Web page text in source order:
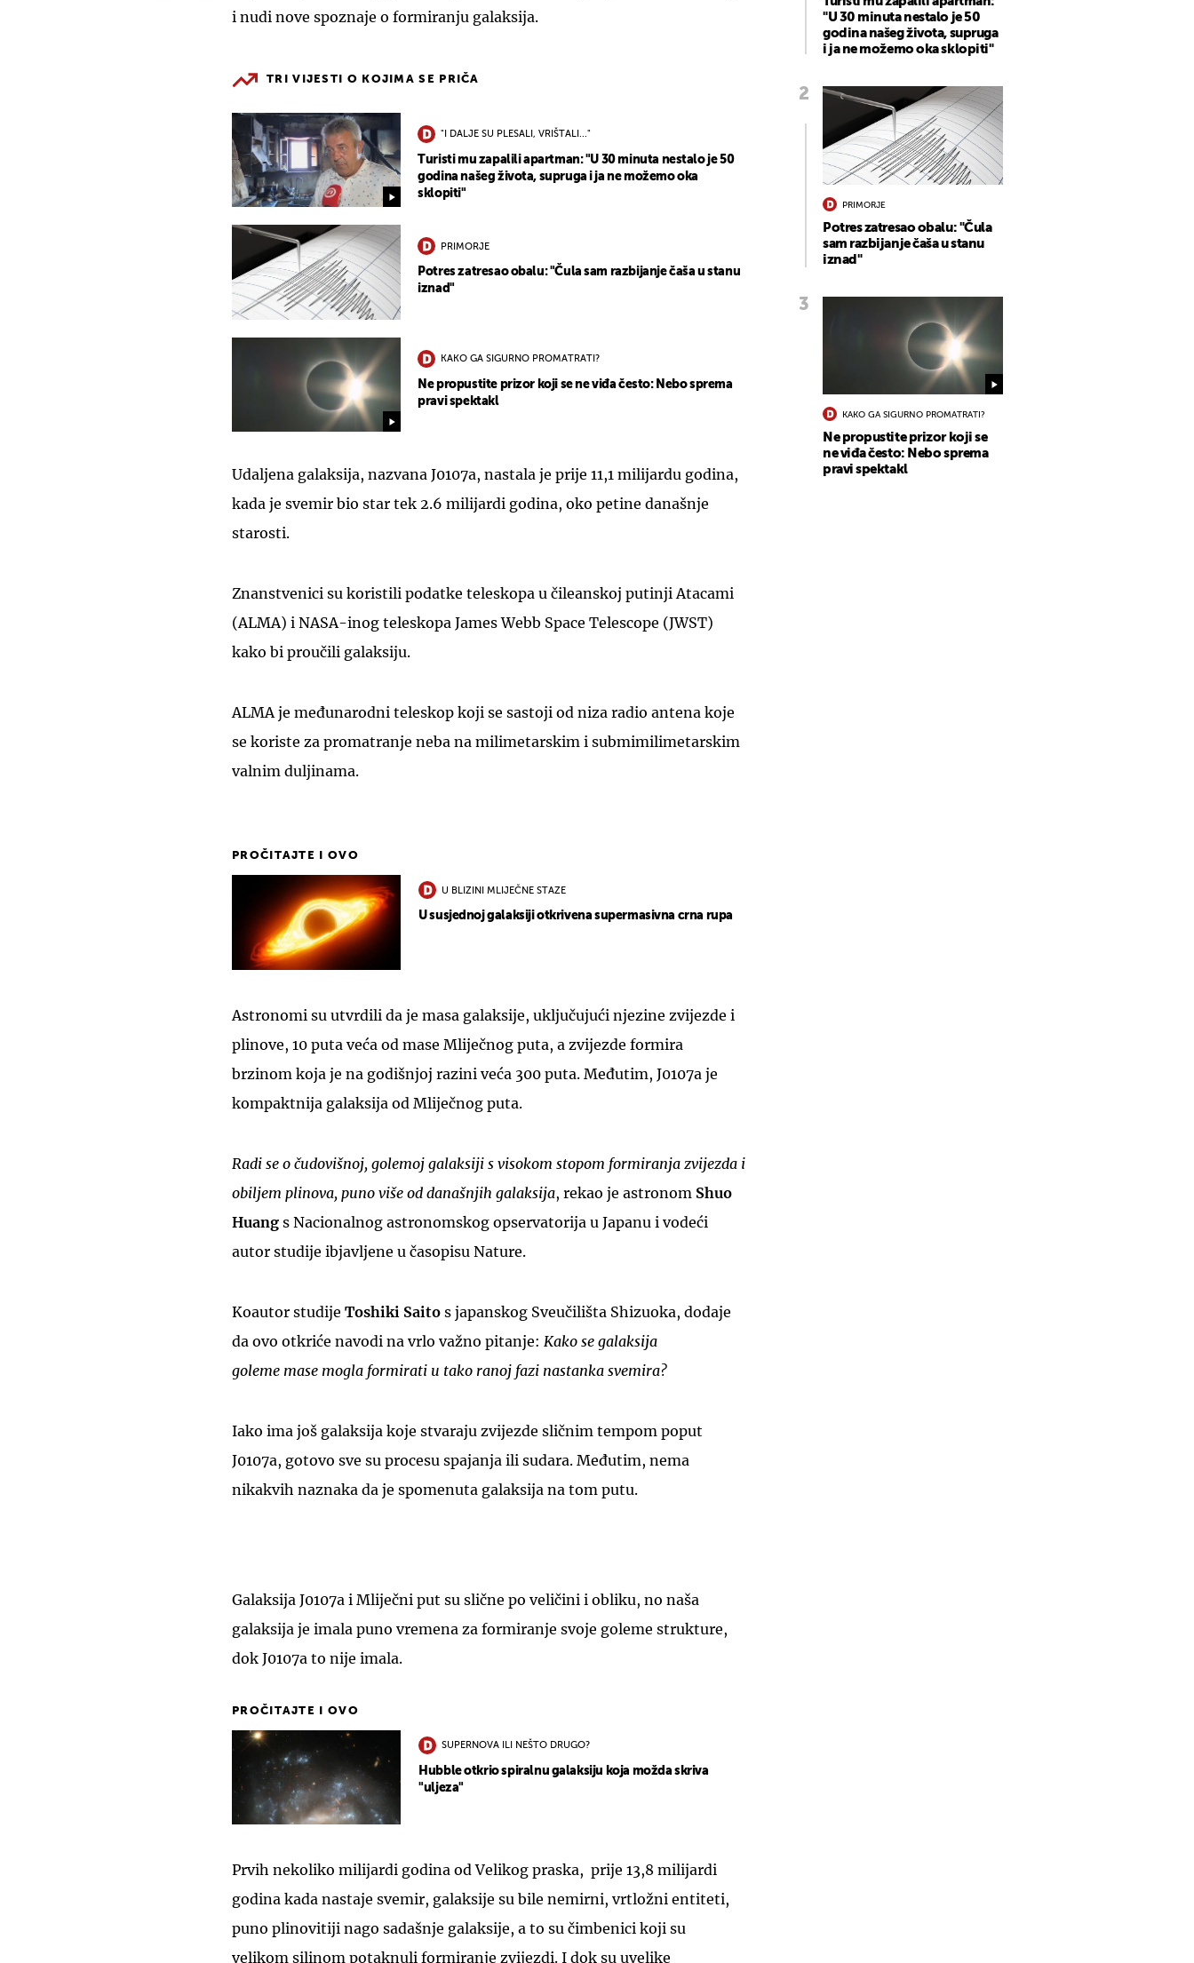
i nudi nove spoznaje o formiranju galaksija.
TRI VIJESTI O KOJIMA SE PRIČA
"I DALJE SU PLESALI, VRIŠTALI..."
Turisti mu zapalili apartman: "U 30 minuta nestalo je 50
godina našeg života, supruga i ja ne možemo oka
sklopiti"
PRIMORJE
Potres zatresao obalu: "Čula sam razbijanje čaša u stanu
iznad"
KAKO GA SIGURNO PROMATRATI?
Ne propustite prizor koji se ne viđa često: Nebo sprema
pravi spektakl
Udaljena galaksija, nazvana J0107a, nastala je prije 11,1 milijardu godina,
kada je svemir bio star tek 2.6 milijardi godina, oko petine današnje
starosti.
Znanstvenici su koristili podatke teleskopa u čileanskoj putinji Atacami
(ALMA) i NASA-inog teleskopa James Webb Space Telescope (JWST)
kako bi proučili galaksiju.
ALMA je međunarodni teleskop koji se sastoji od niza radio antena koje
se koriste za promatranje neba na milimetarskim i submimilimetarskim
valnim duljinama.
PROČITAJTE I OVO
U BLIZINI MLIJEČNE STAZE
U susjednoj galaksiji otkrivena supermasivna crna rupa
Astronomi su utvrdili da je masa galaksije, uključujući njezine zvijezde i
plinove, 10 puta veća od mase Mliječnog puta, a zvijezde formira
brzinom koja je na godišnjoj razini veća 300 puta. Međutim, J0107a je
kompaktnija galaksija od Mliječnog puta.
Radi se o čudovišnoj, golemoj galaksiji s visokom stopom formiranja zvijezda i
obiljem plinova, puno više od današnjih galaksija, rekao je astronom Shuo
Huang s Nacionalnog astronomskog opservatorija u Japanu i vodeći
autor studije ibjavljene u časopisu Nature.
Koautor studije Toshiki Saito s japanskog Sveučilišta Shizuoka, dodaje
da ovo otkriće navodi na vrlo važno pitanje: Kako se galaksija
goleme mase mogla formirati u tako ranoj fazi nastanka svemira?
Iako ima još galaksija koje stvaraju zvijezde sličnim tempom poput
J0107a, gotovo sve su procesu spajanja ili sudara. Međutim, nema
nikakvih naznaka da je spomenuta galaksija na tom putu.
Galaksija J0107a i Mliječni put su slične po veličini i obliku, no naša
galaksija je imala puno vremena za formiranje svoje goleme strukture,
dok J0107a to nije imala.
PROČITAJTE I OVO
SUPERNOVA ILI NEŠTO DRUGO?
Hubble otkrio spiralnu galaksiju koja možda skriva
"uljeza"
Prvih nekoliko milijardi godina od Velikog praska, prije 13,8 milijardi
godina kada nastaje svemir, galaksije su bile nemirni, vrtložni entiteti,
puno plinovitiji nago sadašnje galaksije, a to su čimbenici koji su
velikom silinom potaknuli formiranje zvijezdi. I dok su uvelike
"U 30 minuta nestalo je 50
godina našeg života, supruga
i ja ne možemo oka sklopiti"
PRIMORJE
Potres zatresao obalu: "Čula
sam razbijanje čaša u stanu
iznad"
KAKO GA SIGURNO PROMATRATI?
Ne propustite prizor koji se
ne viđa često: Nebo sprema
pravi spektakl
UKLJUČITE NOTIFIKACIJE